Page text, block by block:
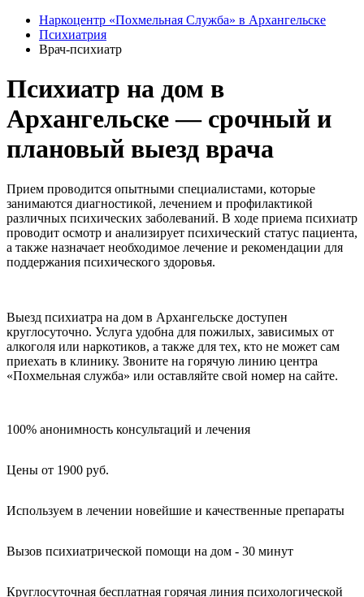
Наркоцентр «Похмельная Служба» в Архангельске
Психиатрия
Врач-психиатр
Психиатр на дом в
Архангельске — срочный и
плановый выезд врача
Прием проводится опытными специалистами, которые
занимаются диагностикой, лечением и профилактикой
различных психических заболеваний. В ходе приема психиатр
проводит осмотр и анализирует психический статус пациента,
а также назначает необходимое лечение и рекомендации для
поддержания психического здоровья.
Выезд психиатра на дом в Архангельске доступен
круглосуточно. Услуга удобна для пожилых, зависимых от
алкоголя или наркотиков, а также для тех, кто не может сам
приехать в клинику. Звоните на горячую линию центра
«Похмельная служба» или оставляйте свой номер на сайте.
100% анонимность консультаций и лечения
Цены от 1900 руб.
Используем в лечении новейшие и качественные препараты
Вызов психиатрической помощи на дом - 30 минут
Круглосуточная бесплатная горячая линия психологической